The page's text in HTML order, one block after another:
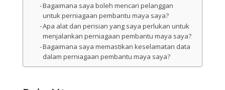
Bagaimana saya boleh mencari pelanggan
untuk perniagaan pembantu maya saya?
Apa alat dan perisian yang saya perlukan untuk
menjalankan perniagaan pembantu maya saya?
Bagaimana saya memastikan keselamatan data
dalam perniagaan pembantu maya saya?